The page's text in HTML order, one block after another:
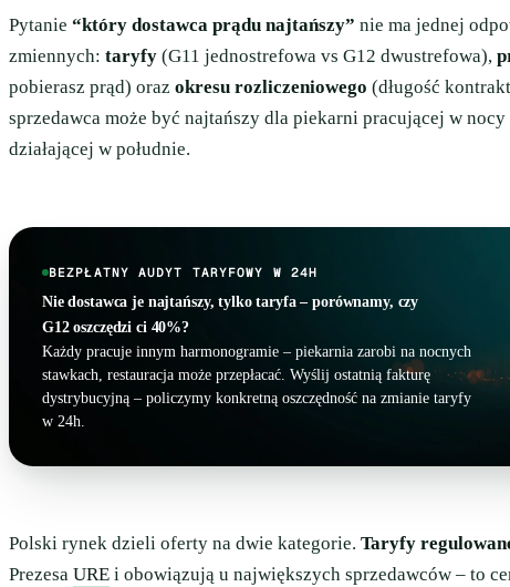
Pytanie “który dostawca prądu najtańszy” nie ma jednej
zmiennych: taryfy (G11 jednostrefowa vs G12 dwustrefowa),
pobierasz prąd) oraz okresu rozliczeniowego (długość
sprzedawca może być najtańszy dla piekarni pracującej w
działającej w południe.
BEZPŁATNY AUDYT TARYFOWY W 24H
Nie dostawca je najtańszy, tylko taryfa – porównamy, czy
G12 oszczędzi ci 40%?
Każdy pracuje innym harmonogramie – piekarnia zarobi na nocnych
stawkach, restauracja może przepłacać. Wyślij ostatnią fakturę
dystrybucyjną – policzymy konkretną oszczędność na zmianie taryfy
w 24h.
Polski rynek dzieli oferty na dwie kategorie. Taryfy
Prezesa URE i obowiązują u największych sprzedawców – to